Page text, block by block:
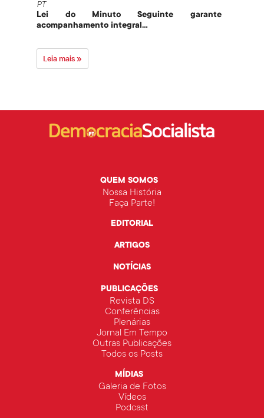
PT
Lei do Minuto Seguinte garante
acompanhamento integral...
Leia mais »
QUEM SOMOS
Nossa História
Faça Parte!
EDITORIAL
ARTIGOS
NOTÍCIAS
PUBLICAÇÕES
Revista DS
Conferências
Plenárias
Jornal Em Tempo
Outras Publicações
Todos os Posts
MÍDIAS
Galeria de Fotos
Vídeos
Podcast